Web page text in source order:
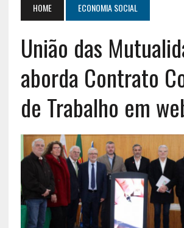
HOME ECONOMIA SOCIAL
União das
aborda Contrato
de Trabalho em